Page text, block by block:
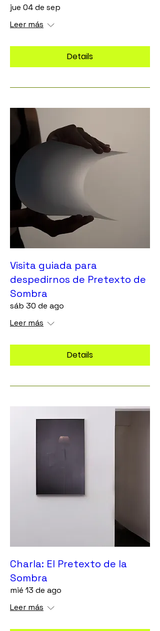
jue 04 de sep
Leer más
Details
Visita guiada para
despedirnos de Pretexto de
Sombra
sáb 30 de ago
Leer más
Details
Charla: El Pretexto de la
Sombra
mié 13 de ago
Leer más